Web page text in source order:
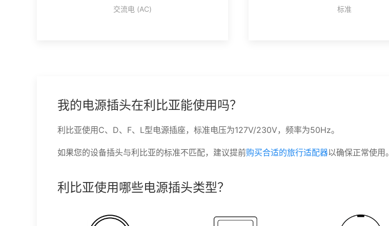
交流电 (AC) 标准
我的电源插头在利比亚能使用吗？
利比亚使用C、D、F、L型电源插座，标准电压为127V/230V，频率为50Hz。
如果您的设备插头与利比亚的标准不匹配，建议提前购买合适的旅行适配器以确保正常使用。
利比亚使用哪些电源插头类型？